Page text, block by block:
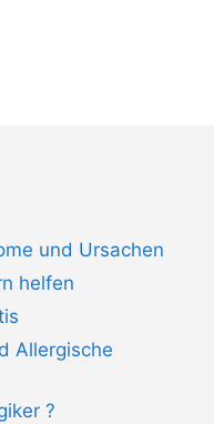
und Ursachen
helfen
Allergische
?